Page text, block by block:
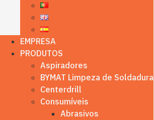
EMPRESA
PRODUTOS
Aspiradores
BYMAT Limpeza de Soldadura
Centerdrill
Consumíveis
Abrasivos